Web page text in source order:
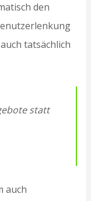
den
tatsächlich
statt
auch